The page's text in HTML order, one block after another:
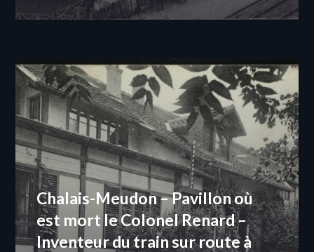
Chalais-Meudon – Pavillon où
est mort le Colonel Renard –
Inventeur du train sur route à